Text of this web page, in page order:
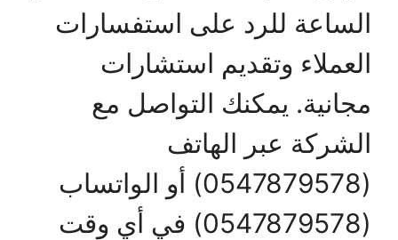
الساعة للرد على استفسارات
العملاء وتقديم استشارات
مجانية. يمكنك التواصل مع
الشركة عبر الهاتف
(0547879578) أو الواتساب
(0547879578) في أي وقت